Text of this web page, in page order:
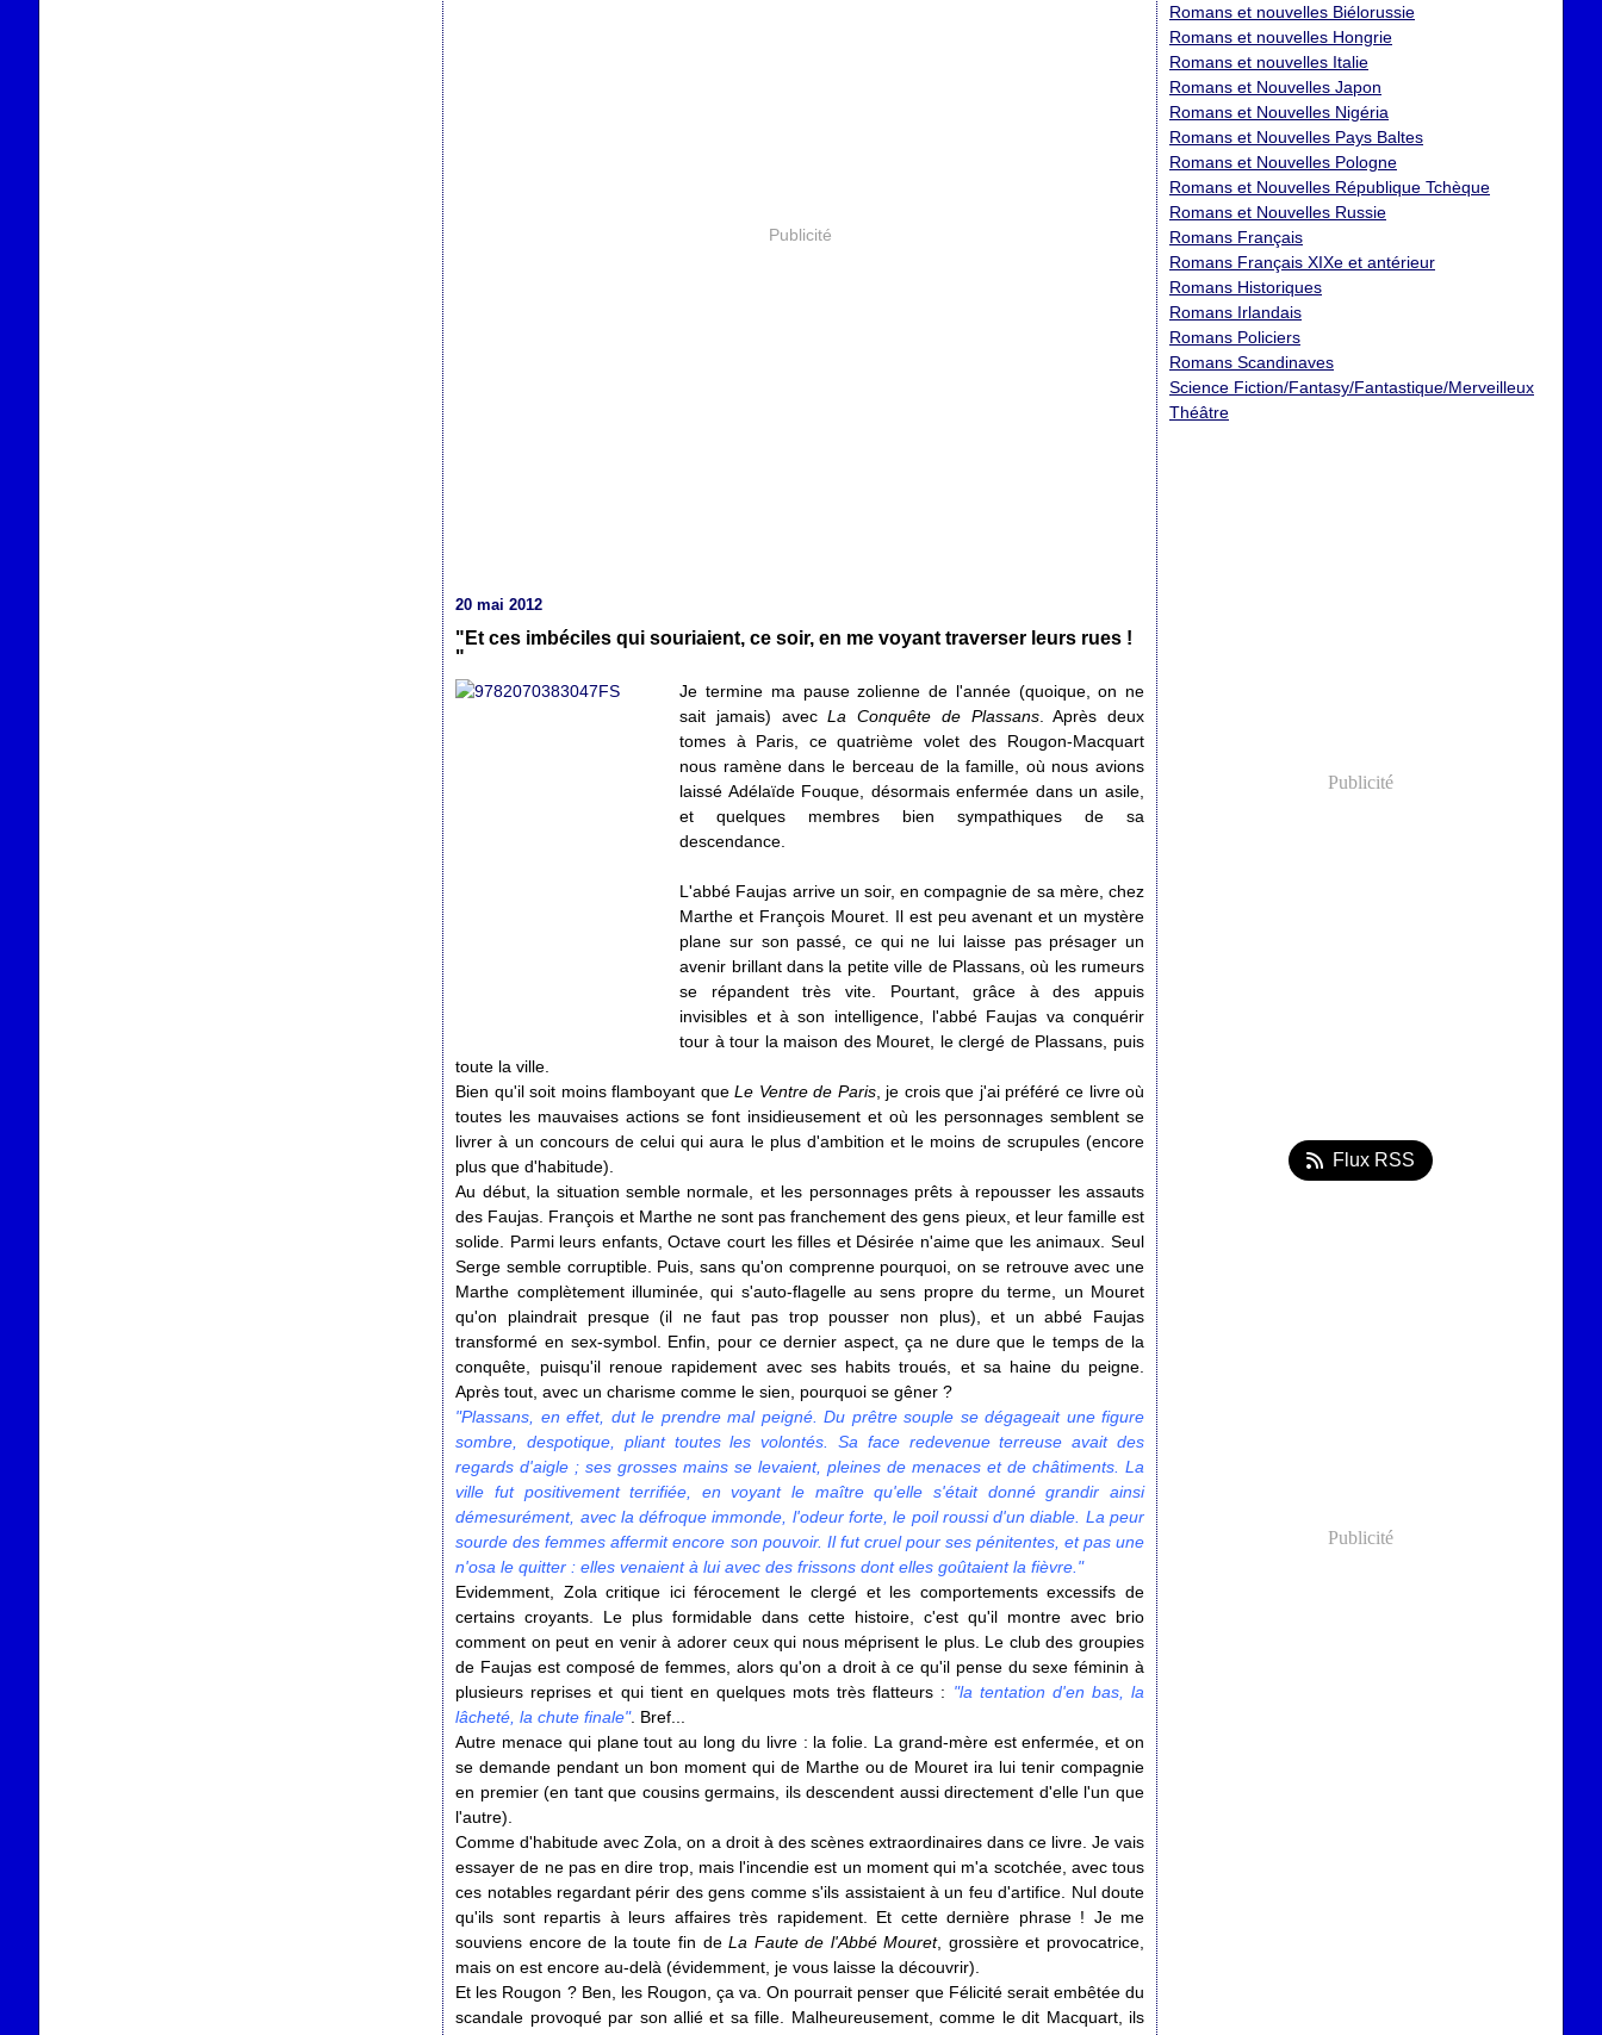
Publicité
20 mai 2012
"Et ces imbéciles qui souriaient, ce soir, en me voyant traverser leurs rues !
"
Je termine ma pause zolienne de l'année (quoique, on ne
sait jamais) avecLa Conquête de Plassans. Après deux
tomes à Paris, ce quatrième volet des Rougon-Macquart
nous ramène dans le berceau de la famille, où nous avions
laissé Adélaïde Fouque, désormais enfermée dans un asile,
et quelques membres bien sympathiques de sa
descendance.
L'abbé Faujas arrive un soir, en compagnie de sa mère, chez
Marthe et François Mouret. Il est peu avenant et un mystère
plane sur son passé, ce qui ne lui laisse pas présager un
avenir brillant dans la petite ville de Plassans, où les rumeurs
se répandent très vite. Pourtant, grâce à des appuis
invisibles et à son intelligence, l'abbé Faujas va conquérir
tour à tour la maison des Mouret, le clergé de Plassans, puis
toute la ville.
Bien qu'il soit moins flamboyant queLe Ventre de Paris, je crois que j'ai préféré ce livre où
toutes les mauvaises actions se font insidieusement et où les personnages semblent se
livrer à un concours de celui qui aura le plus d'ambition et le moins de scrupules (encore
plus que d'habitude).
Au début, la situation semble normale, et les personnages prêts à repousser les assauts
des Faujas. François et Marthe ne sont pas franchement des gens pieux, et leur famille est
solide. Parmi leurs enfants, Octave court les filles et Désirée n'aime que les animaux. Seul
Serge semble corruptible. Puis, sans qu'on comprenne pourquoi, on se retrouve avec une
Marthe complètement illuminée, qui s'auto-flagelle au sens propre du terme, un Mouret
qu'on plaindrait presque (il ne faut pas trop pousser non plus), et un abbé Faujas
transformé en sex-symbol. Enfin, pour ce dernier aspect, ça ne dure que le temps de la
conquête, puisqu'il renoue rapidement avec ses habits troués, et sa haine du peigne.
Après tout, avec un charisme comme le sien, pourquoi se gêner ?
"Plassans, en effet, dut le prendre mal peigné. Du prêtre souple se dégageait une figure
sombre, despotique, pliant toutes les volontés. Sa face redevenue terreuse avait des
regards d'aigle ; ses grosses mains se levaient, pleines de menaces et de châtiments. La
ville fut positivement terrifiée, en voyant le maître qu'elle s'était donné grandir ainsi
démesurément, avec la défroque immonde, l'odeur forte, le poil roussi d'un diable. La peur
sourde des femmes affermit encore son pouvoir. Il fut cruel pour ses pénitentes, et pas une
n'osa le quitter : elles venaient à lui avec des frissons dont elles goûtaient la fièvre."
Evidemment, Zola critique ici férocement le clergé et les comportements excessifs de
certains croyants. Le plus formidable dans cette histoire, c'est qu'il montre avec brio
comment on peut en venir à adorer ceux qui nous méprisent le plus. Le club des groupies
de Faujas est composé de femmes, alors qu'on a droit à ce qu'il pense du sexe féminin à
plusieurs reprises et qui tient en quelques mots très flatteurs : "la tentation d'en bas, la
lâcheté, la chute finale". Bref...
Autre menace qui plane tout au long du livre : la folie. La grand-mère est enfermée, et on
se demande pendant un bon moment qui de Marthe ou de Mouret ira lui tenir compagnie
en premier (en tant que cousins germains, ils descendent aussi directement d'elle l'un que
l'autre).
Comme d'habitude avec Zola, on a droit à des scènes extraordinaires dans ce livre. Je vais
essayer de ne pas en dire trop, mais l'incendie est un moment qui m'a scotchée, avec tous
ces notables regardant périr des gens comme s'ils assistaient à un feu d'artifice. Nul doute
qu'ils sont repartis à leurs affaires très rapidement. Et cette dernière phrase ! Je me
souviens encore de la toute fin deLa Faute de l'Abbé Mouret, grossière et provocatrice,
mais on est encore au-delà (évidemment, je vous laisse la découvrir).
Et les Rougon ? Ben, les Rougon, ça va. On pourrait penser que Félicité serait embêtée du
scandale provoqué par son allié et sa fille. Malheureusement, comme le dit Macquart, ils
Romans et nouvelles Biélorussie
Romans et nouvelles Hongrie
Romans et nouvelles Italie
Romans et Nouvelles Japon
Romans et Nouvelles Nigéria
Romans et Nouvelles Pays Baltes
Romans et Nouvelles Pologne
Romans et Nouvelles République Tchèque
Romans et Nouvelles Russie
Romans Français
Romans Français XIXe et antérieur
Romans Historiques
Romans Irlandais
Romans Policiers
Romans Scandinaves
Science Fiction/Fantasy/Fantastique/Merveilleux
Théâtre
Publicité
Flux RSS
Publicité